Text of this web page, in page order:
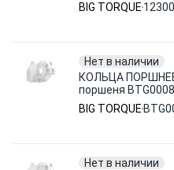
BIG TORQUE
Нет в наличии
КОЛЬЦА
поршеня
BIG TORQUE
Нет в наличии